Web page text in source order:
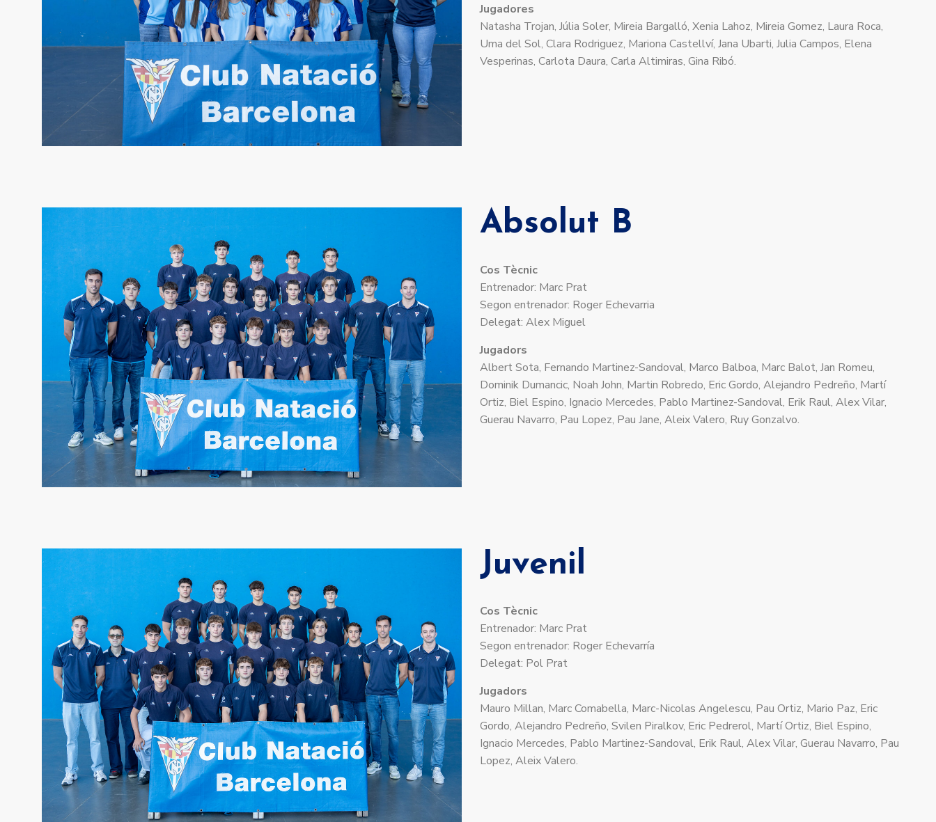
Jugadores
Natasha Trojan, Júlia Soler, Mireia Bargalló, Xenia Lahoz, Mireia Gomez, Laura Roca,
Uma del Sol, Clara Rodriguez, Mariona Castellví, Jana Ubarti, Julia Campos, Elena
Vesperinas, Carlota Daura, Carla Altimiras, Gina Ribó.
Absolut B
Cos Tècnic
Entrenador: Marc Prat
Segon entrenador: Roger Echevarria
Delegat: Alex Miguel
Jugadors
Albert Sota, Fernando Martinez-Sandoval, Marco Balboa, Marc Balot, Jan Romeu,
Dominik Dumancic, Noah John, Martin Robredo, Eric Gordo, Alejandro Pedreño, Martí
Ortiz, Biel Espino, Ignacio Mercedes, Pablo Martinez-Sandoval, Erik Raul, Alex Vilar,
Guerau Navarro, Pau Lopez, Pau Jane, Aleix Valero, Ruy Gonzalvo.
Juvenil
Cos Tècnic
Entrenador: Marc Prat
Segon entrenador: Roger Echevarría
Delegat: Pol Prat
Jugadors
Mauro Millan, Marc Comabella, Marc-Nicolas Angelescu, Pau Ortiz, Mario Paz, Eric
Gordo, Alejandro Pedreño, Svilen Piralkov, Eric Pedrerol, Martí Ortiz, Biel Espino,
Ignacio Mercedes, Pablo Martinez-Sandoval, Erik Raul, Alex Vilar, Guerau Navarro, Pau
Lopez, Aleix Valero.